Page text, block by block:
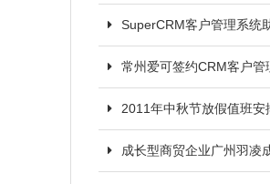
SuperCRM客户管理系统
常州爱可签约CRM客户
2011年中秋节放假值班安
成长型商贸企业广州羽凌